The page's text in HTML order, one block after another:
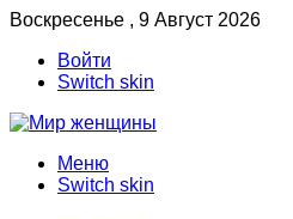
Воскресенье , 9 Август 2026
Войти
Switch skin
Меню
Switch skin